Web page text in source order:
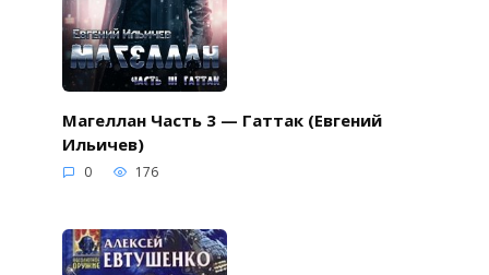
Магеллан Часть 3 — Гаттак (Евгений
Ильичев)
0 176